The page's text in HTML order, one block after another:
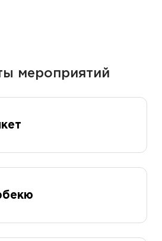
мероприятий